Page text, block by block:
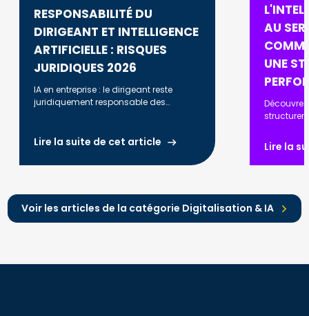
RESPONSABILITÉ DU
DIRIGEANT ET INTELLIGENCE
ARTIFICIELLE : RISQUES
JURIDIQUES 2026
IA en entreprise : le dirigeant reste
juridiquement responsable des
savoir en 2026.
Lire la suite de cet article
AU
UNE
structurer
optimiser
renforcer
Lire la
Voir les articles de la catégorie Digitalisation & IA